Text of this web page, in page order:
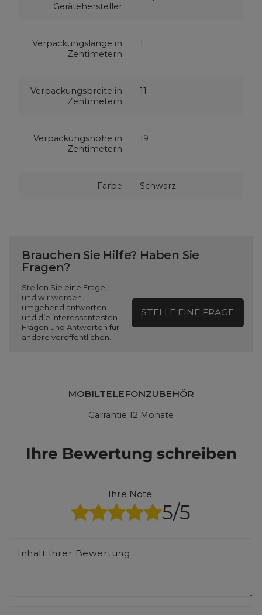
Gerätehersteller
Verpackungslänge in
Zentimetern
1
Verpackungsbreite in
Zentimetern
11
Verpackungshöhe in
Zentimetern
19
Farbe Schwarz
Brauchen Sie Hilfe? Haben Sie
Fragen?
Stellen Sie eine Frage,
und wir werden
umgehend antworten
und die interessantesten
Fragen und Antworten für
andere veröffentlichen.
STELLE EINE FRAGE
MOBILTELEFONZUBEHÖR
Garrantie 12 Monate
Ihre Bewertung schreiben
Ihre Note:
5/5
Inhalt Ihrer Bewertung